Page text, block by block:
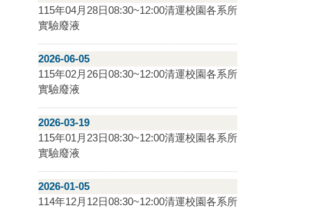
115年04月28日08:30~12:00清運校園各系所
實驗廢液
2026-06-05
115年02月26日08:30~12:00清運校園各系所
實驗廢液
2026-03-19
115年01月23日08:30~12:00清運校園各系所
實驗廢液
2026-01-05
114年12月12日08:30~12:00清運校園各系所